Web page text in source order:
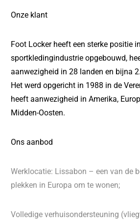
Onze klant
Foot Locker heeft een sterke positie
sportkledingindustrie opgebouwd,
aanwezigheid in 28 landen en bijna
Het werd opgericht in 1988 in de
heeft aanwezigheid in Amerika,
Midden-Oosten.
Ons aanbod
Werklocatie: Lissabon – een van de
plekken in Europa om te wonen;
Volledige verhuisondersteuning